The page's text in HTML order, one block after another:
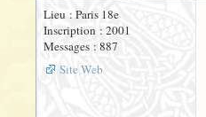
Lieu : Paris 18e
Inscription : 2001
Messages : 887
Site Web